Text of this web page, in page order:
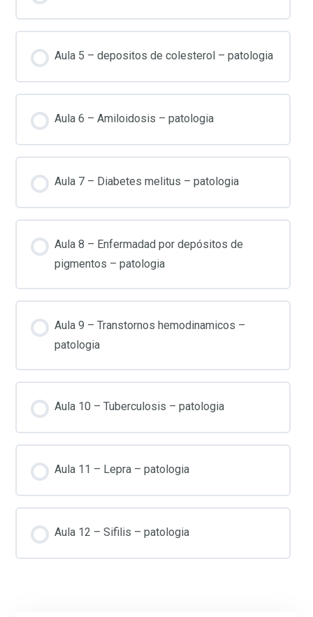
Aula 5 – depositos de colesterol – patologia
Aula 6 – Amiloidosis – patologia
Aula 7 – Diabetes melitus – patologia
Aula 8 – Enfermadad por depósitos de
pigmentos – patologia
Aula 9 – Transtornos hemodinamicos –
patologia
Aula 10 – Tuberculosis – patologia
Aula 11 – Lepra – patologia
Aula 12 – Sifilis – patologia